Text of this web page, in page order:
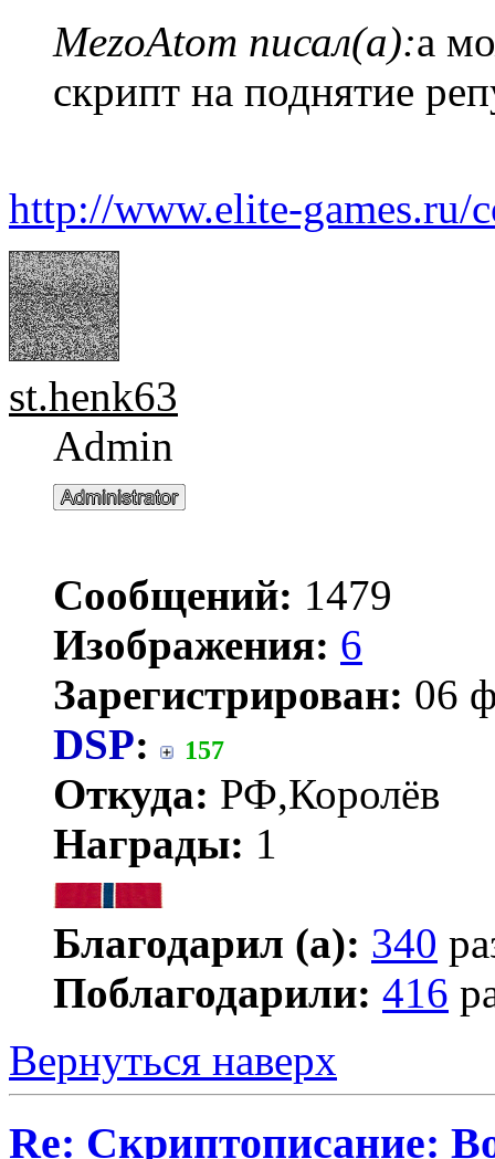
MezoAtom писал(а):а
скрипт на поднятие
http://www.elite-games.ru/
st.henk63
Admin
Сообщений: 1479
Изображения: 6
Зарегистрирован: 06
DSP: 157
Откуда: РФ,Королёв
Награды: 1
Благодарил (а): 340
Поблагодарили: 416
Вернуться наверх
Re: Скриптописание: